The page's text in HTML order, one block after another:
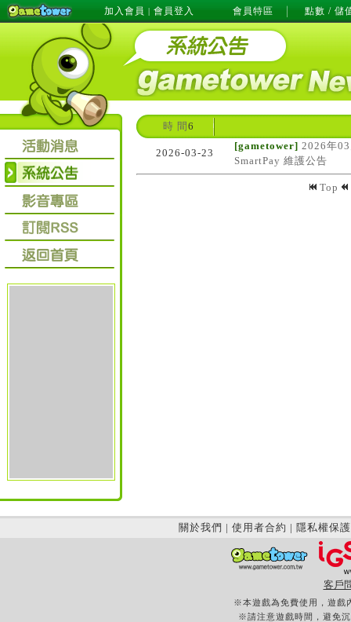
加入會員 | 會員登入 會員特區 點數 / 儲
時 間 6
2026-03-23
[gametower] 2026年
SmartPay 維護公告
Top
關於我們 | 使用者合約 | 隱私權保護
客戶
※本遊戲為免費使用，遊戲
※請注意遊戲時間，避免